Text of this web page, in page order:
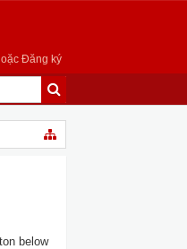
Đăng ký
below